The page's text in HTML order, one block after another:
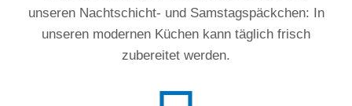
unseren Nachtschicht- und Samstagspäckchen: In
unseren modernen Küchen kann täglich frisch
zubereitet werden.